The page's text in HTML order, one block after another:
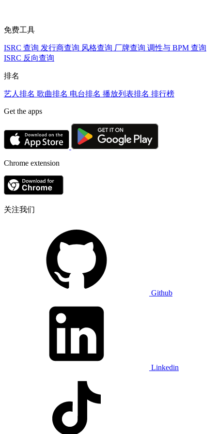
免费工具
ISRC 查询 发行商查询 风格查询 厂牌查询 调性与 BPM 查询
ISRC 反向查询
排名
艺人排名 歌曲排名 电台排名 播放列表排名 排行榜
Get the apps
Chrome extension
关注我们
Github
Linkedin